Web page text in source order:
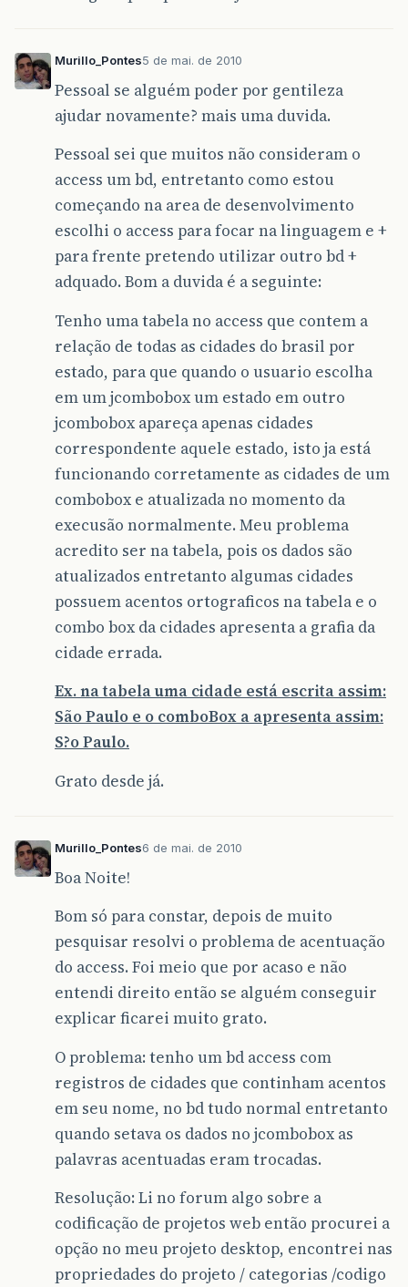
Murillo_Pontes5 de mai. de 2010
Pessoal se alguém poder por gentileza
ajudar novamente? mais uma duvida.
Pessoal sei que muitos não consideram o
access um bd, entretanto como estou
começando na area de desenvolvimento
escolhi o access para focar na linguagem e +
para frente pretendo utilizar outro bd +
adquado. Bom a duvida é a seguinte:
Tenho uma tabela no access que contem a
relação de todas as cidades do brasil por
estado, para que quando o usuario escolha
em um jcombobox um estado em outro
jcombobox apareça apenas cidades
correspondente aquele estado, isto ja está
funcionando corretamente as cidades de um
combobox e atualizada no momento da
execusão normalmente. Meu problema
acredito ser na tabela, pois os dados são
atualizados entretanto algumas cidades
possuem acentos ortograficos na tabela e o
combo box da cidades apresenta a grafia da
cidade errada.
Ex. na tabela uma cidade está escrita assim:
São Paulo e o comboBox a apresenta assim:
S?o Paulo.
Grato desde já.
Murillo_Pontes6 de mai. de 2010
Boa Noite!
Bom só para constar, depois de muito
pesquisar resolvi o problema de acentuação
do access. Foi meio que por acaso e não
entendi direito então se alguém conseguir
explicar ficarei muito grato.
O problema: tenho um bd access com
registros de cidades que continham acentos
em seu nome, no bd tudo normal entretanto
quando setava os dados no jcombobox as
palavras acentuadas eram trocadas.
Resolução: Li no forum algo sobre a
codificação de projetos web então procurei a
opção no meu projeto desktop, encontrei nas
propriedades do projeto / categorias /codigo